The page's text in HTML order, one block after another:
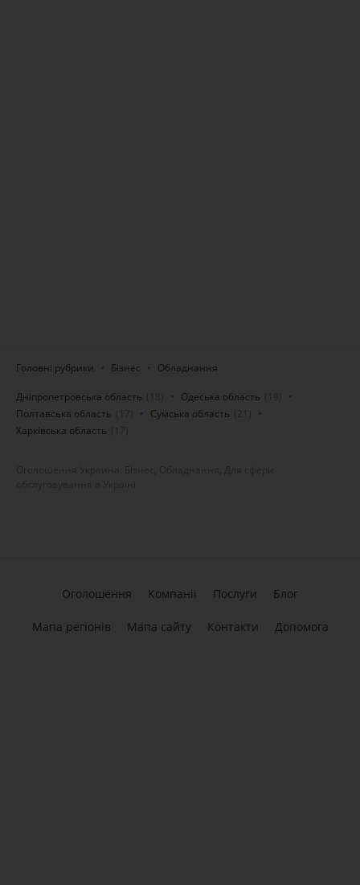
Головні рубрики Бізнес Обладнання
Дніпропетровська область Одеська область
Полтавська область
Сумська область
Харківська область
Оголошення Компанії Послуги Блог
Мапа регіонів Мапа сайту Контакти Допомога